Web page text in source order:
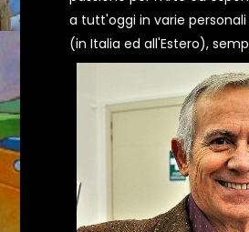
a tutt'oggi in varie
(in Italia ed all'Estero),